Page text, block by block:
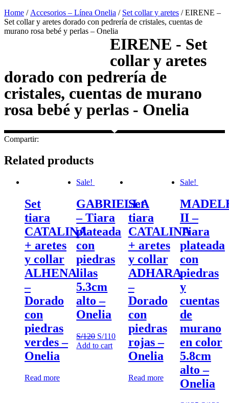
Home / Accesorios – Línea Onelia / Set collar y aretes / EIRENE –
Set collar y aretes dorado con pedrería de cristales, cuentas de
murano rosa bebé y perlas – Onelia
EIRENE - Set
collar y aretes
dorado con pedrería de
cristales, cuentas de murano
rosa bebé y perlas - Onelia
Compartir:
Related products
Set
tiara
CATALINA
+ aretes
y collar
ALHENA
–
Dorado
con
piedras
verdes –
Onelia
Read more
Sale!
GABRIELLA
– Tiara
plateada
con
piedras
lilas
5.3cm
alto –
Onelia
S/120 S/110
Add to cart
Set
tiara
CATALINA
+ aretes
y collar
ADHARA
–
Dorado
con
piedras
rojas –
Onelia
Read more
Sale!
II –
Tiara
plateada
con
piedras
y
cuentas
de
murano
en color
5.8cm
alto –
Onelia